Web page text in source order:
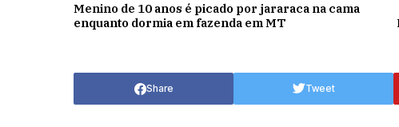
Menino de 10 anos é picado por jararaca na cama
enquanto dormia em fazenda em MT
Share Tweet